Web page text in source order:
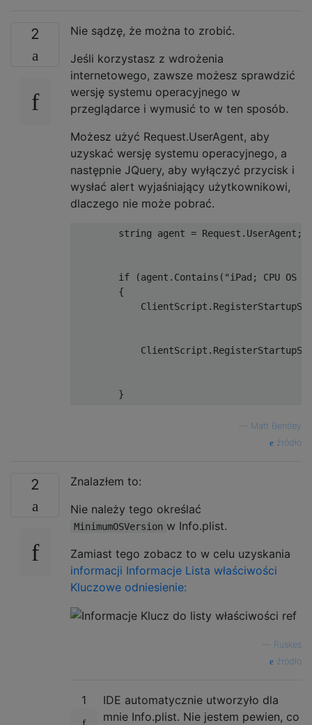
2
Nie sądzę, że można to zrobić.
Jeśli korzystasz z wdrożenia
internetowego, zawsze możesz sprawdzić
wersję systemu operacyjnego w
przeglądarce i wymusić to w ten sposób.
Możesz użyć Request.UserAgent, aby
uzyskać wersję systemu operacyjnego, a
następnie JQuery, aby wyłączyć przycisk i
wysłać alert wyjaśniający użytkownikowi,
dlaczego nie może pobrać.
        string agent = Request.UserAgent;
if (agent.Contains("iPad; CPU OS
        {
Matt Bentley
źródło
2
Znalazłem to:
Nie należy tego określać
MinimumOSVersion w Info.plist.
Zamiast tego zobacz to w celu uzyskania
informacji Informacje Lista właściwości
Kluczowe odniesienie:
Ruskes
źródło
1
IDE automatycznie utworzyło dla
mnie Info.plist. Nie jestem pewien, co